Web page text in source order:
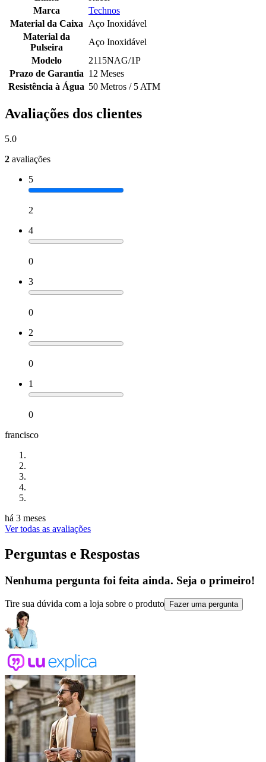
Marca
Technos
Material da Caixa
Aço Inoxidável
Material da
Pulseira
Aço Inoxidável
Modelo
2115NAG/1P
Prazo de Garantia 12 Meses
Resistência à Água 50 Metros / 5 ATM
Avaliações dos clientes
5.0
2 avaliações
5
2
4
0
3
0
2
0
1
0
francisco
há 3 meses
Ver todas as avaliações
Perguntas e Respostas
Nenhuma pergunta foi feita ainda. Seja o primeiro!
Tire sua dúvida com a loja sobre o produto Fazer uma pergunta